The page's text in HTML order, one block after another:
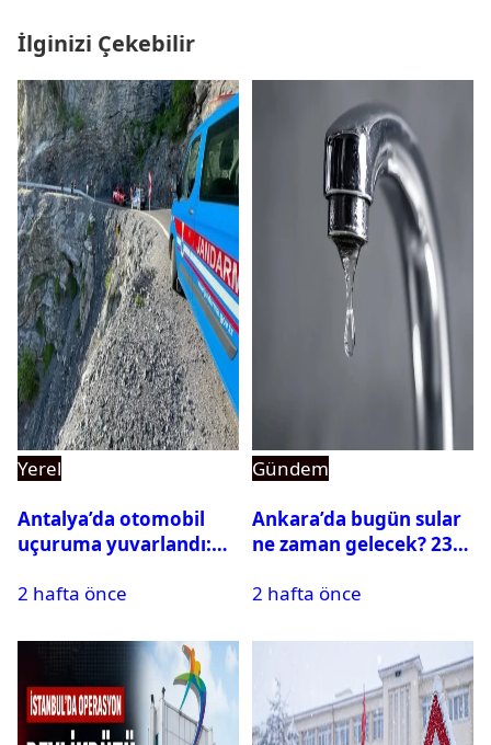
İlginizi Çekebilir
Yerel
Antalya’da otomobil
uçuruma yuvarlandı:
var
2 hafta önce
Gündem
Ankara’da bugün sular
ne zaman gelecek? 23
su kesintisi sorgulama
2 hafta önce